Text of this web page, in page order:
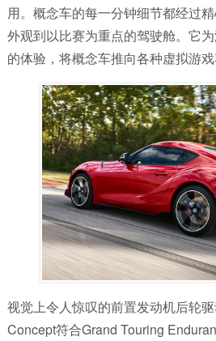
用。概念车的每一分钟细节都经过
外观到以比赛为重点的驾驶舱。它
的体验，将概念车推向各种虚拟游戏
视觉上令人惊叹的前置发动机后轮
Concept符合Grand Touring